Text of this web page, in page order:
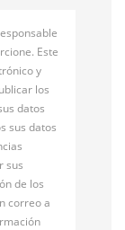
Este
y
los
datos
sus datos
sus
de los
correo a